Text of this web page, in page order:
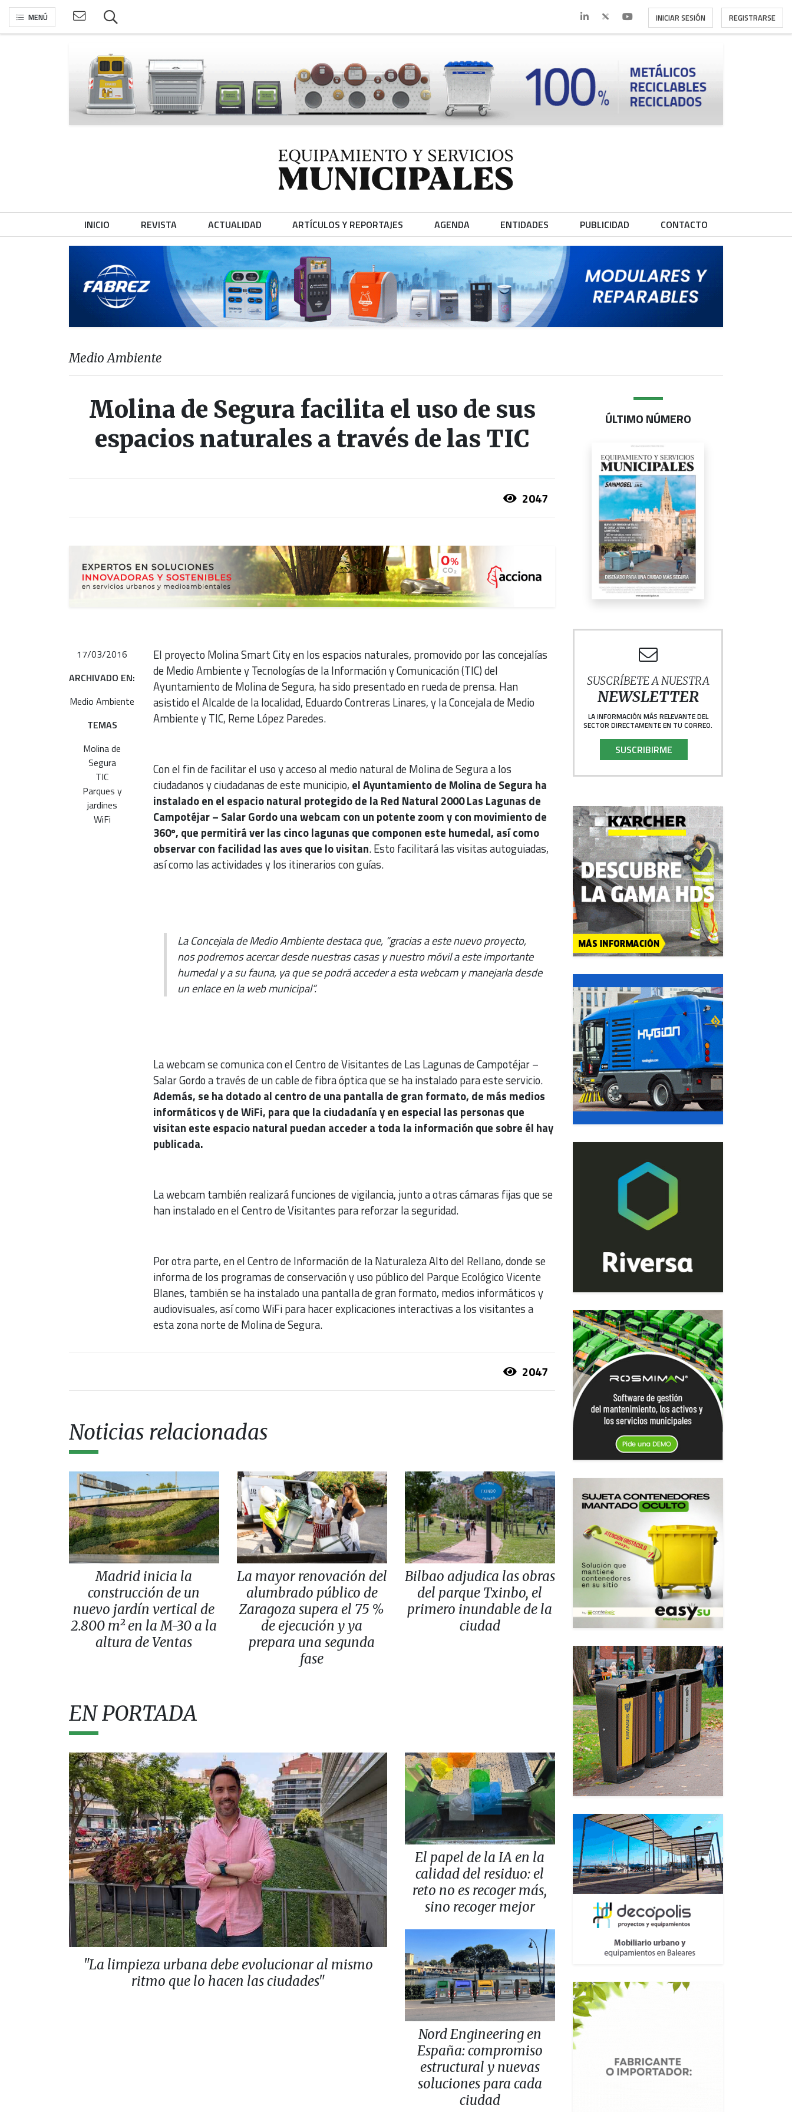
MENÚ INICIAR SESIÓN REGISTRARSE
INICIO REVISTA ACTUALIDAD ARTÍCULOS Y REPORTAJES AGENDA ENTIDADES PUBLICIDAD CONTACTO
Medio Ambiente
Molina de Segura facilita el uso de sus
espacios naturales a través de las TIC
2047
17/03/2016
ARCHIVADO EN:
Medio Ambiente
TEMAS
Molina de
Segura
TIC
Parques y
jardines
WiFi
El proyecto Molina Smart City en los espacios naturales, promovido por las concejalías
de Medio Ambiente y Tecnologías de la Información y Comunicación (TIC) del
Ayuntamiento de Molina de Segura, ha sido presentado en rueda de prensa. Han
asistido el Alcalde de la localidad, Eduardo Contreras Linares, y la Concejala de Medio
Ambiente y TIC, Reme López Paredes.
Con el fin de facilitar el uso y acceso al medio natural de Molina de Segura a los
ciudadanos y ciudadanas de este municipio, el Ayuntamiento de Molina de Segura ha
instalado en el espacio natural protegido de la Red Natural 2000 Las Lagunas de
Campotéjar – Salar Gordo una webcam con un potente zoom y con movimiento de
360º, que permitirá ver las cinco lagunas que componen este humedal, así como
observar con facilidad las aves que lo visitan. Esto facilitará las visitas autoguiadas,
así como las actividades y los itinerarios con guías.
La Concejala de Medio Ambiente destaca que, “gracias a este nuevo proyecto,
nos podremos acercar desde nuestras casas y nuestro móvil a este importante
humedal y a su fauna, ya que se podrá acceder a esta webcam y manejarla desde
un enlace en la web municipal”.
La webcam se comunica con el Centro de Visitantes de Las Lagunas de Campotéjar –
Salar Gordo a través de un cable de fibra óptica que se ha instalado para este servicio.
Además, se ha dotado al centro de una pantalla de gran formato, de más medios
informáticos y de WiFi, para que la ciudadanía y en especial las personas que
visitan este espacio natural puedan acceder a toda la información que sobre él hay
publicada.
La webcam también realizará funciones de vigilancia, junto a otras cámaras fijas que se
han instalado en el Centro de Visitantes para reforzar la seguridad.
Por otra parte, en el Centro de Información de la Naturaleza Alto del Rellano, donde se
informa de los programas de conservación y uso público del Parque Ecológico Vicente
Blanes, también se ha instalado una pantalla de gran formato, medios informáticos y
audiovisuales, así como WiFi para hacer explicaciones interactivas a los visitantes a
esta zona norte de Molina de Segura.
2047
Noticias relacionadas
Madrid inicia la
construcción de un
nuevo jardín vertical de
2.800 m² en la M-30 a la
altura de Ventas
La mayor renovación del
alumbrado público de
Zaragoza supera el 75 %
de ejecución y ya
prepara una segunda
fase
Bilbao adjudica las obras
del parque Txinbo, el
primero inundable de la
ciudad
EN PORTADA
"La limpieza urbana debe evolucionar al mismo
ritmo que lo hacen las ciudades"
El papel de la IA en la
calidad del residuo: el
reto no es recoger más,
sino recoger mejor
Nord Engineering en
España: compromiso
estructural y nuevas
soluciones para cada
ciudad
ÚLTIMO NÚMERO
SUSCRÍBETE A NUESTRA
NEWSLETTER
LA INFORMACIÓN MÁS RELEVANTE DEL
SECTOR DIRECTAMENTE EN TU CORREO.
SUSCRIBIRME